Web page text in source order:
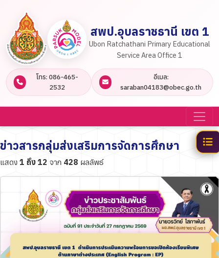
สพป.อุบลราชธานี เขต 1
Ubon Ratchathani Primary Educational
Service Area Office 1
โทร: 086-465-
2532
อีเมล:
saraban04183@obec.go.th
ข่าวสารกลุ่มส่งเสริมการจัดการศึกษา
แสดง 1 ถึง 12 จาก 428 ผลลัพธ์